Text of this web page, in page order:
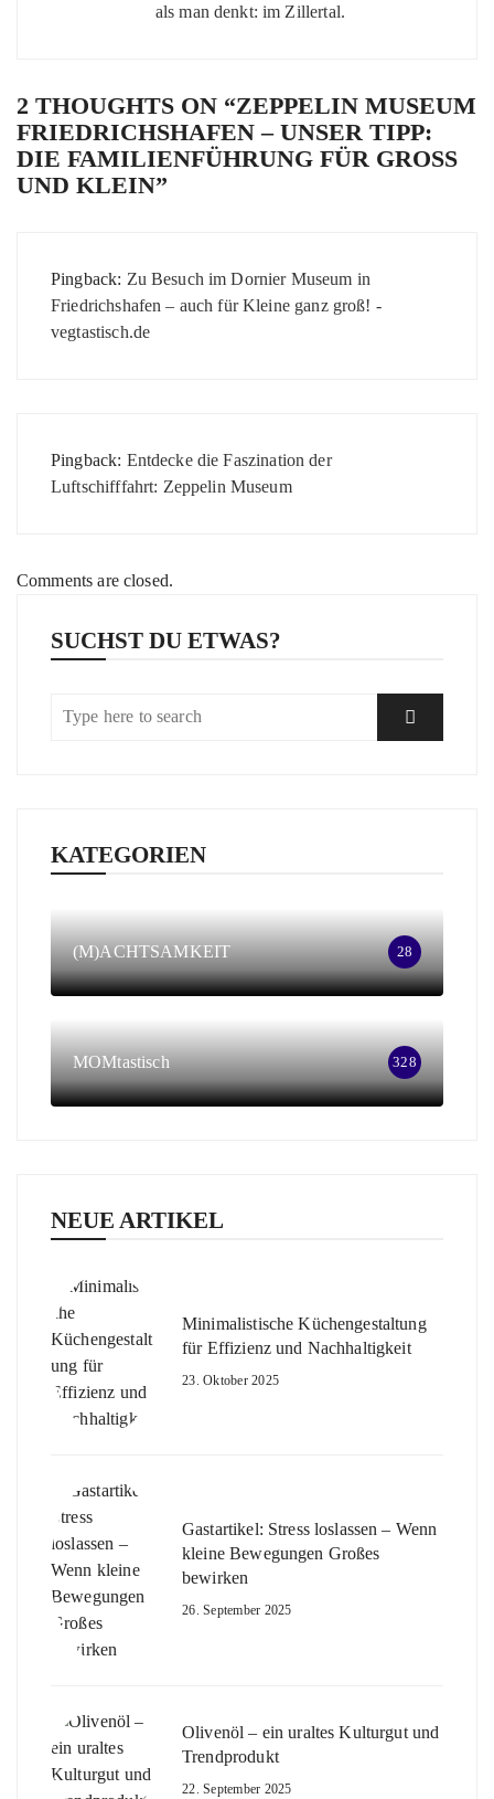
als man denkt: im Zillertal.
2 THOUGHTS ON “ZEPPELIN MUSEUM
FRIEDRICHSHAFEN – UNSER TIPP:
DIE FAMILIENFÜHRUNG FÜR GROSS U
ND KLEIN
”
Pingback: Zu Besuch im Dornier Museum in
Friedrichshafen – auch für Kleine ganz groß! -
vegtastisch.de
Pingback: Entdecke die Faszination der
Luftschifffahrt: Zeppelin Museum
Comments are closed.
SUCHST DU ETWAS?
KATEGORIEN
(M)ACHTSAMKEIT 28
MOMtastisch 328
NEUE ARTIKEL
Minimalistische Küchengestaltung
für Effizienz und Nachhaltigkeit
23. Oktober 2025
Gastartikel: Stress loslassen – Wenn
kleine Bewegungen Großes
bewirken
26. September 2025
Olivenöl – ein uraltes Kulturgut und
Trendprodukt
22. September 2025